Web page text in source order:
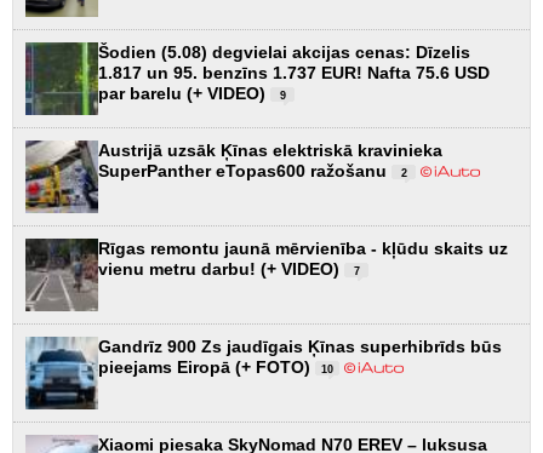
Šodien (5.08) degvielai akcijas cenas: Dīzelis
1.817 un 95. benzīns 1.737 EUR! Nafta 75.6 USD
par barelu (+ VIDEO)
9
Austrijā uzsāk Ķīnas elektriskā kravinieka
SuperPanther eTopas600 ražošanu
2
Rīgas remontu jaunā mērvienība - kļūdu skaits uz
vienu metru darbu! (+ VIDEO)
7
Gandrīz 900 Zs jaudīgais Ķīnas superhibrīds būs
pieejams Eiropā (+ FOTO)
10
Xiaomi piesaka SkyNomad N70 EREV – luksusa